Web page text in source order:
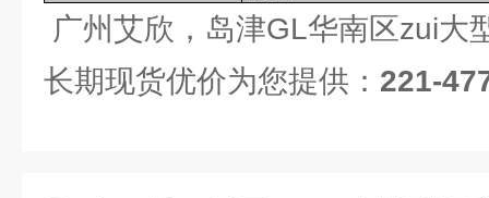
广州艾欣，岛津GL华南区zui大
长期现货优价为您提供： 221-